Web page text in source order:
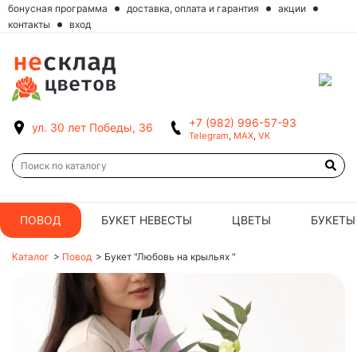
бонусная программа доставка, оплата и гарантия
акции
контакты
вход
ул. 30 лет Победы, 36 +7 (982) 996-57-93
Telegram, MAX, VK
ПОВОД БУКЕТ НЕВЕСТЫ ЦВЕТЫ БУКЕТЫ
Каталог > Повод > Букет "Любовь на крыльях "